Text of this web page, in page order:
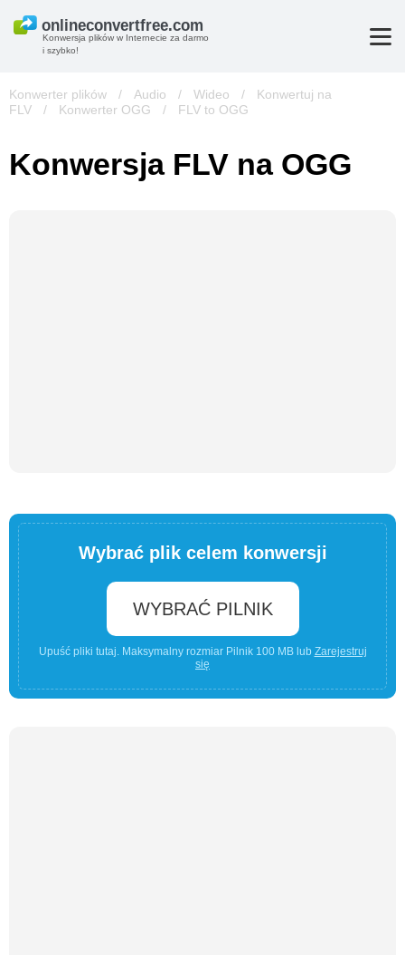
Konwersja plików w Internecie za darmo
i szybko!
Konwerter plików / Audio / Wideo /
Konwertuj na
FLV
/ Konwerter OGG / FLV to OGG
Konwersja FLV na OGG
Wybrać plik celem konwersji
WYBRAĆ PILNIK
Upuść pliki tutaj. Maksymalny rozmiar Pilnik 100 MB lub Zarejestruj
się